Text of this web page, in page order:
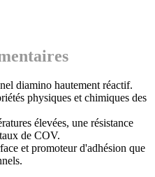
diamino hautement réactif.
physiques et chimiques des
élevées, une résistance
de COV.
et promoteur d'adhésion que